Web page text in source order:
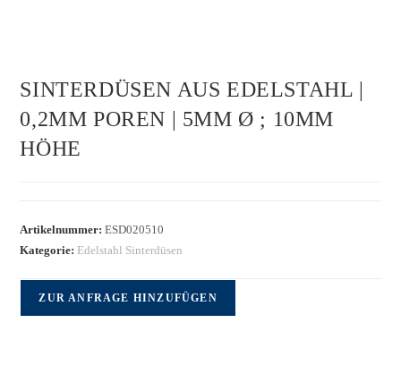
SINTERDÜSEN AUS EDELSTAHL |
0,2MM POREN | 5MM Ø ; 10MM
HÖHE
Artikelnummer:ESD020510
Kategorie: Edelstahl Sinterdüsen
ZUR ANFRAGE HINZUFÜGEN